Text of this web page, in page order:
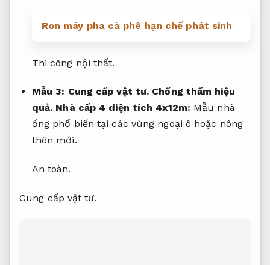
Ron máy pha cà phê hạn chế phát sinh
Thi công nội thất.
Mẫu 3: Cung cấp vật tư. Chống thấm hiệu
quả. Nhà cấp 4 diện tích 4x12m: Mẫu nhà
ống phổ biến tại các vùng ngoại ô hoặc nông
thôn mới.
An toàn.
Cung cấp vật tư.